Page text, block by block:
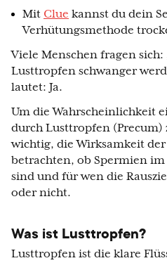
Mit Clue kannst du dein
Verhütungsmethode
Viele Menschen fragen
Lusttropfen schwanger
lautet: Ja.
Um die Wahrscheinlichkeit
durch Lusttropfen (Precum)
wichtig, die Wirksamkeit der
betrachten, ob Spermien
sind und für wen die
oder nicht.
Was ist Lusttropfen?
Lusttropfen ist die klare